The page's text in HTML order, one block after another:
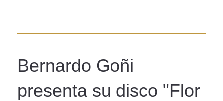
Bernardo Goñi
presenta su disco "Flor